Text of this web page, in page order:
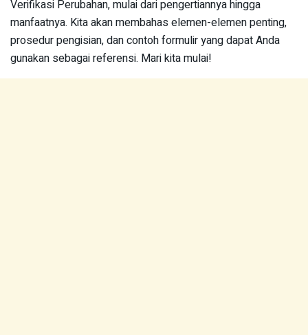
Verifikasi Perubahan, mulai dari pengertiannya hingga
manfaatnya. Kita akan membahas elemen-elemen penting,
prosedur pengisian, dan contoh formulir yang dapat Anda
gunakan sebagai referensi. Mari kita mulai!